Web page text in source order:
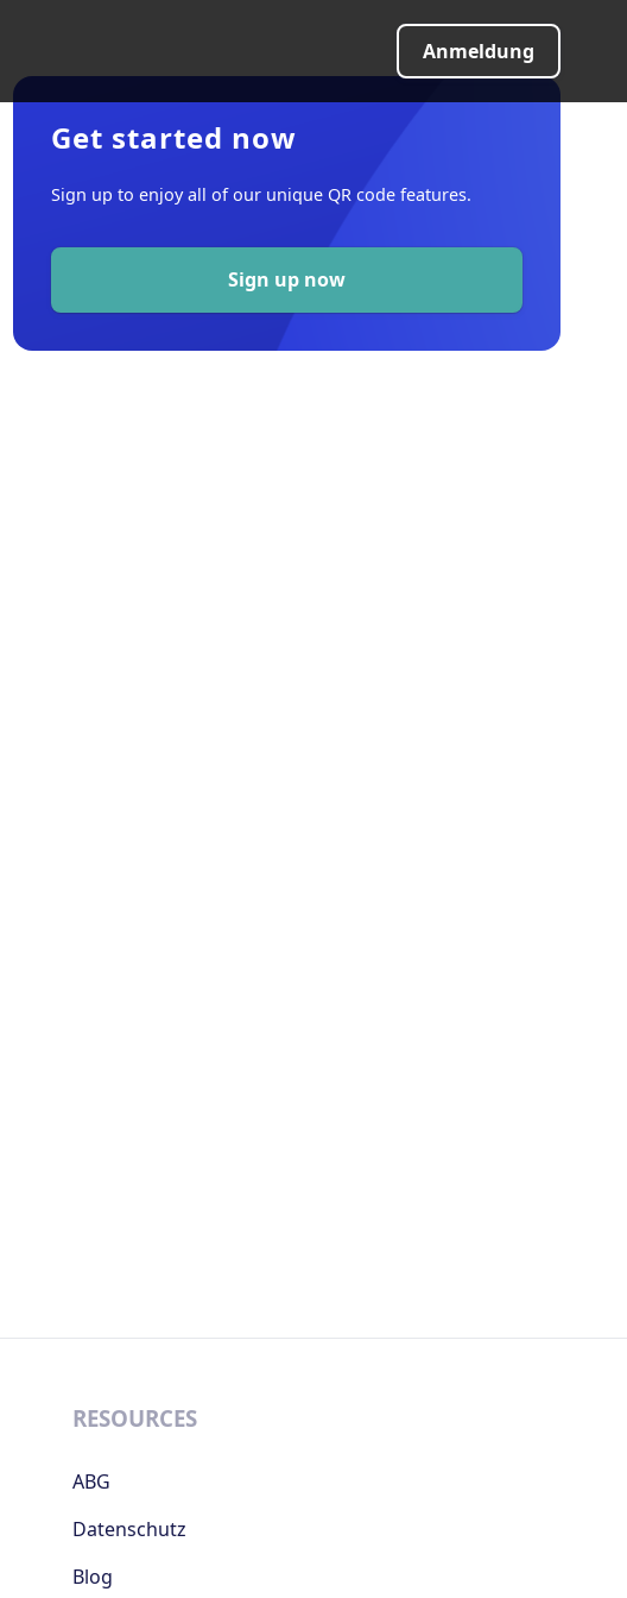
Anmeldung
Get started now
Sign up to enjoy all of our unique QR code features.
Sign up now
RESOURCES
ABG
Datenschutz
Blog